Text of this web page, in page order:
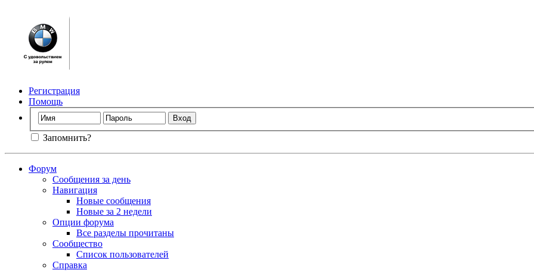
Регистрация
Помощь
Запомнить?
Форум
Сообщения за день
Навигация
Новые сообщения
Новые за 2 недели
Опции форума
Все разделы прочитаны
Сообщество
Список пользователей
Справка